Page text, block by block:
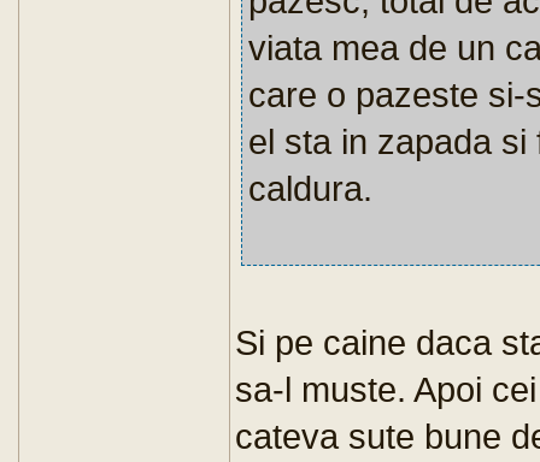
viata mea de un
care o pazeste si-
el sta in zapada
caldura.
Si pe caine daca
sa-l muste. Apoi
cateva sute bune